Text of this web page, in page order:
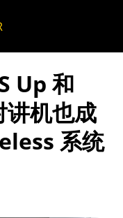
Up 和
讲机也成
系统